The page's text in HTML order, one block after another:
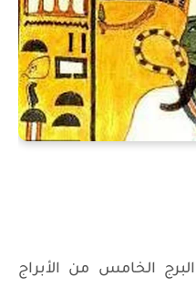
الخامس من الأبراج